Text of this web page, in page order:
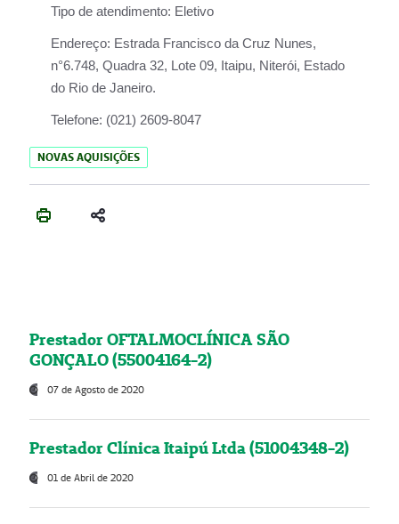
Tipo de atendimento: Eletivo
Endereço: Estrada Francisco da Cruz Nunes,
n°6.748, Quadra 32, Lote 09, Itaipu, Niterói, Estado
do Rio de Janeiro.
Telefone: (021) 2609-8047
NOVAS AQUISIÇÕES
Prestador OFTALMOCLÍNICA SÃO
GONÇALO (55004164-2)
07 de Agosto de 2020
Prestador Clínica Itaipú Ltda (51004348-2)
01 de Abril de 2020